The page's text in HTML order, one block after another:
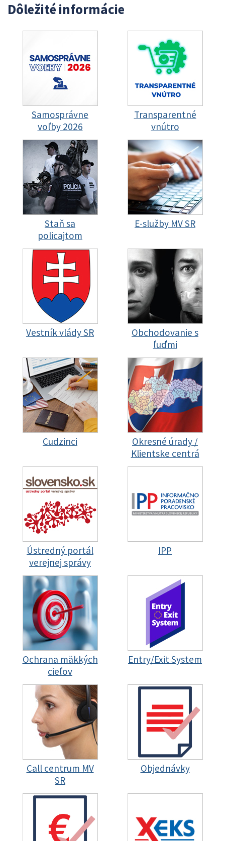
Dôležité informácie
Samosprávne
voľby 2026
Transparentné
vnútro
Staň sa
policajtom
E-služby MV SR
Vestník vlády SR
Obchodovanie s
ľuďmi
Cudzinci
Okresné úrady /
Klientske centrá
Ústredný portál
verejnej správy
IPP
Ochrana mäkkých
cieľov
Entry/Exit System
Call centrum MV
SR
Objednávky